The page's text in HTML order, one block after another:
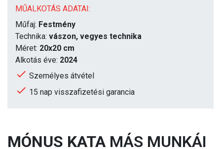
MŰALKOTÁS ADATAI:
Műfaj: Festmény
Technika: vászon, vegyes technika
Méret: 20x20 cm
Alkotás éve: 2024
Személyes átvétel
15 nap visszafizetési garancia
MÓNUS KATA MÁS MUNKÁI